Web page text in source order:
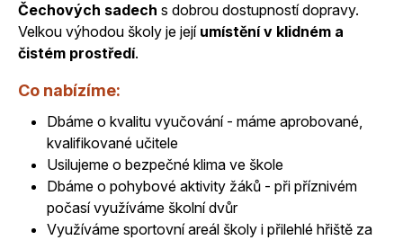
Čechových sadech s dobrou dostupností dopravy.
Velkou výhodou školy je její umístění v klidném a
čistém prostředí.
Co nabízíme:
Dbáme o kvalitu vyučování - máme aprobované,
kvalifikované učitele
Usilujeme o bezpečné klima ve škole
Dbáme o pohybové aktivity žáků - při příznivém
počasí využíváme školní dvůr
Využíváme sportovní areál školy i přilehlé hřiště za